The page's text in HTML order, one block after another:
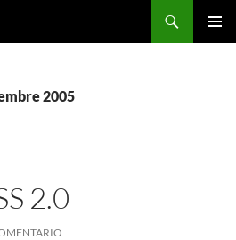
2005
2.0